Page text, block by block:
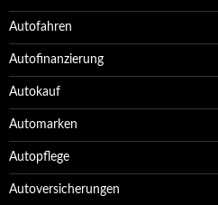
Autofahren
Autofinanzierung
Autokauf
Automarken
Autopflege
Autoversicherungen